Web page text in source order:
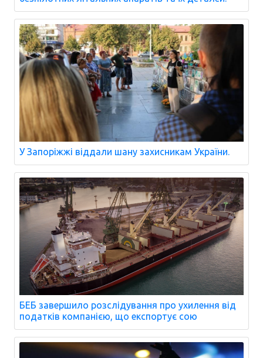
У Запоріжжі віддали шану захисникам України.
БЕБ завершило розслідування про ухилення від
податків компанією, що експортує сою